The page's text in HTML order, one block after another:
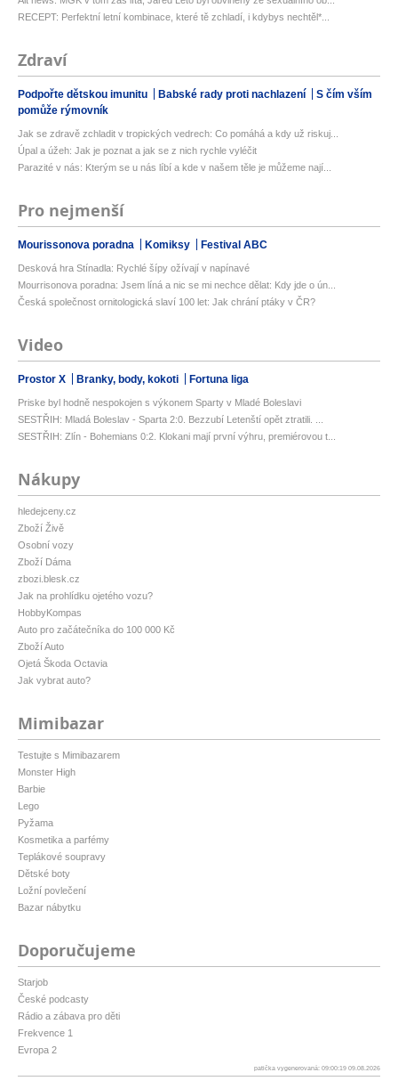
RECEPT: Perfektní letní kombinace, které tě zchladí, i kdybys nechtěl*...
Zdraví
Podpořte dětskou imunitu Babské rady proti nachlazení
S čím vším
pomůže rýmovník
Jak se zdravě zchladit v tropických vedrech: Co pomáhá a kdy už riskuj...
Úpal a úžeh: Jak je poznat a jak se z nich rychle vyléčit
Parazité v nás: Kterým se u nás líbí a kde v našem těle je můžeme nají...
Pro nejmenší
Mourissonova poradna Komiksy Festival ABC
Desková hra Stínadla: Rychlé šípy ožívají v napínavé
Mourrisonova poradna: Jsem líná a nic se mi nechce dělat: Kdy jde o ún...
Česká společnost ornitologická slaví 100 let: Jak chrání ptáky v ČR?
Video
Prostor X Branky, body, kokoti Fortuna liga
Priske byl hodně nespokojen s výkonem Sparty v Mladé Boleslavi
SESTŘIH: Mladá Boleslav - Sparta 2:0. Bezzubí Letenští opět ztratili. ...
SESTŘIH: Zlín - Bohemians 0:2. Klokani mají první výhru, premiérovou t...
Nákupy
hledejceny.cz
Zboží Živě
Osobní vozy
Zboží Dáma
zbozi.blesk.cz
Jak na prohlídku ojetého vozu?
HobbyKompas
Auto pro začátečníka do 100 000 Kč
Zboží Auto
Ojetá Škoda Octavia
Jak vybrat auto?
Mimibazar
Testujte s Mimibazarem
Monster High
Barbie
Lego
Pyžama
Kosmetika a parfémy
Teplákové soupravy
Dětské boty
Ložní povlečení
Bazar nábytku
Doporučujeme
Starjob
České podcasty
Rádio a zábava pro děti
Frekvence 1
Evropa 2
patička vygenerovaná: 09:00:19 09.08.2026